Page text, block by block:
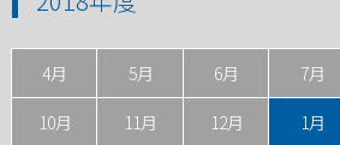
4月 5月 6月 7月
10月 11月 12月 1月